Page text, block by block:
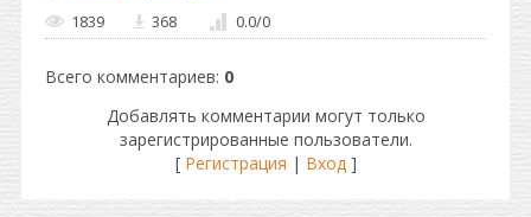
1839
368 0.0/0
Всего комментариев: 0
Добавлять комментарии могут только
зарегистрированные пользователи.
[ Регистрация | Вход]